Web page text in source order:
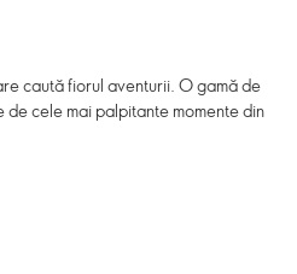
caută fiorul aventurii. O gamă de
cele mai palpitante momente din